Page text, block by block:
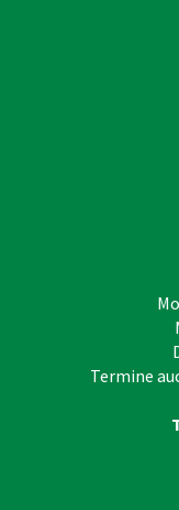
Termine